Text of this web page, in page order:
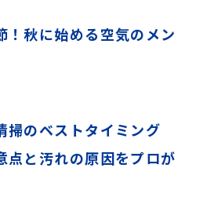
！秋に始める空気のメン
掃のベストタイミング
点と汚れの原因をプロが